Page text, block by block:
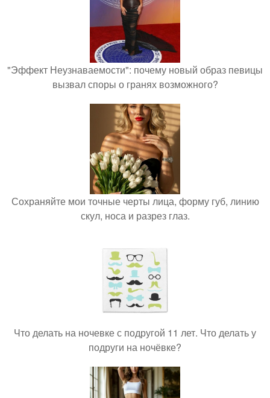
"Эффект Неузнаваемости": почему новый образ певицы
вызвал споры о гранях возможного?
Сохраняйте мои точные черты лица, форму губ, линию
скул, носа и разрез глаз.
Что делать на ночевке с подругой 11 лет. Что делать у
подруги на ночёвке?